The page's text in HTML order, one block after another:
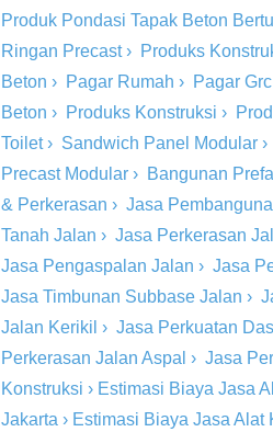
Produk Pondasi Tapak Beton
Ringan Precast› Produks
Beton › Pagar Rumah › Pagar Grc
Beton › Produks Konstruksi ›
Toilet› Sandwich Panel Modular ›
Precast Modular › Bangunan
& Perkerasan › Jasa
Tanah Jalan › Jasa Perkerasan
Jasa Pengaspalan Jalan › Jasa
Jasa Timbunan Subbase Jalan ›
Jalan Kerikil › Jasa Perkuatan
Perkerasan Jalan Aspal › Jasa
Konstruksi › Estimasi Biaya Jasa
Jakarta › Estimasi Biaya Jasa Alat